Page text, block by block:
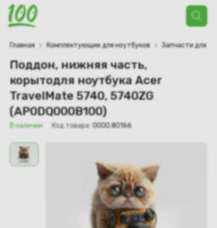
Поиск
товаров
Главная Комплектующие для ноутбуков Запчасти для
Поддон, нижняя часть,
корытодля ноутбука Acer
TravelMate 5740, 5740ZG
(AP0DQ000B100)
В наличии Код товара: 0000.80166